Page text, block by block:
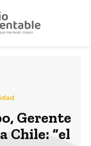
Gerente
Chile: “el